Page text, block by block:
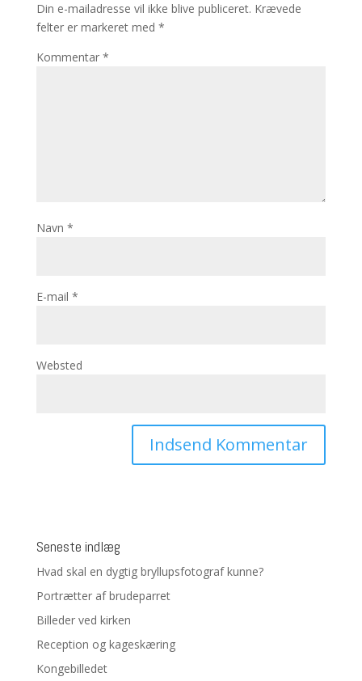
Din e-mailadresse vil ikke blive publiceret. Krævede
felter er markeret med *
Kommentar *
Navn *
E-mail *
Websted
Seneste indlæg
Hvad skal en dygtig bryllupsfotograf kunne?
Portrætter af brudeparret
Billeder ved kirken
Reception og kageskæring
Kongebilledet